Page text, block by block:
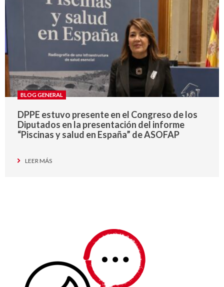
BLOG GENERAL
DPPE estuvo presente en el Congreso de los
Diputados en la presentación del informe
“Piscinas y salud en España” de ASOFAP
LEER MÁS